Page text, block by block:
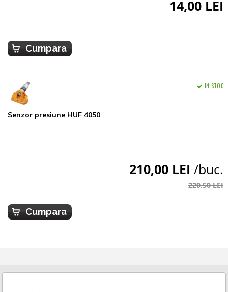
14,00 LEI
Cumpara
Senzor presiune HUF 4050
IN STOC
210,00 LEI /buc.
220,50 LEI
Cumpara